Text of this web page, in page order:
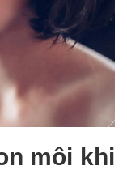
môi khi